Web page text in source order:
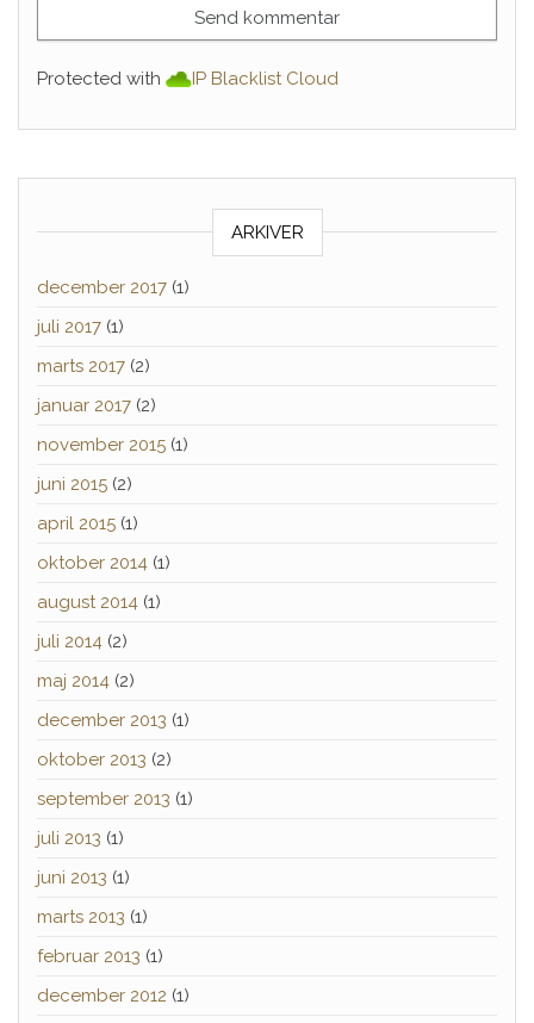
Protected with IP Blacklist Cloud
ARKIVER
december 2017 (1)
juli 2017 (1)
marts 2017 (2)
januar 2017 (2)
november 2015 (1)
juni 2015 (2)
april 2015 (1)
oktober 2014 (1)
august 2014 (1)
juli 2014 (2)
maj 2014 (2)
december 2013 (1)
oktober 2013 (2)
september 2013 (1)
juli 2013 (1)
juni 2013 (1)
marts 2013 (1)
februar 2013 (1)
december 2012 (1)